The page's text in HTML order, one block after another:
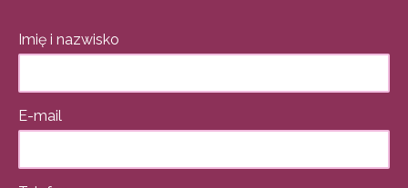
Imię i nazwisko
E-mail